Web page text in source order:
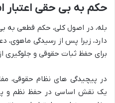
حکم به بی حقی اعتبار
بله، در اصول کلی، حکم قطعی به
دارد، زیرا پس از رسیدگی ماهوی،
برای حفظ ثبات حقوقی و جلوگیری
در پیچیدگی های نظام حقوقی،
یک نقش اساسی در حفظ نظم و